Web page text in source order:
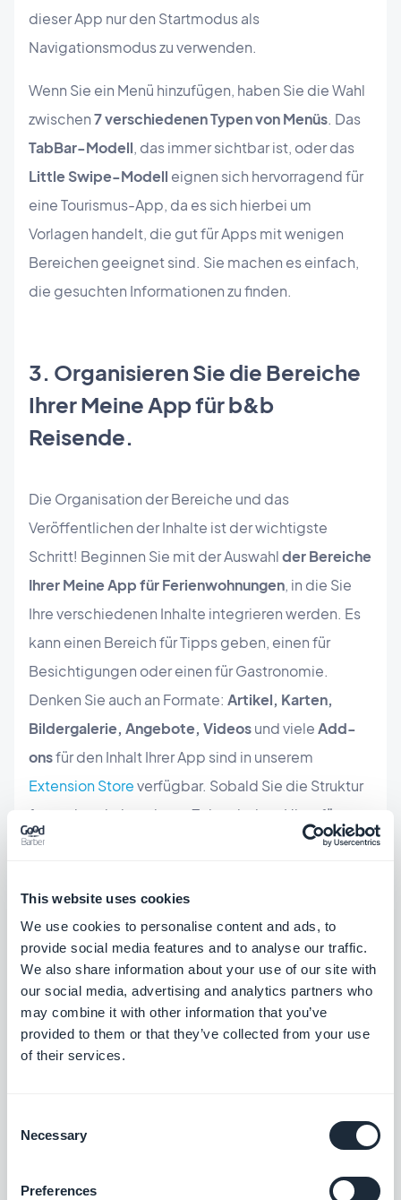
This website uses cookies
We use cookies to personalise content and ads, to
provide social media features and to analyse our traffic.
We also share information about your use of our site with
our social media, advertising and analytics partners who
may combine it with other information that you’ve
provided to them or that they’ve collected from your use
of their services.
Selection
Necessary
Preferences
dieser App nur den Startmodus als
Navigationsmodus zu verwenden.
Wenn Sie ein Menü hinzufügen, haben Sie die Wahl
zwischen7 verschiedenen Typen von Menüs. Das
TabBar-Modell, das immer sichtbar ist, oder das
Little Swipe-Modell eignen sich hervorragend für
eine Tourismus-App, da es sich hierbei um
Vorlagen handelt, die gut für Apps mit wenigen
Bereichen geeignet sind. Sie machen es einfach,
die gesuchten Informationen zu finden.
3. Organisieren Sie die Bereiche
Ihrer Meine App für b&b
Reisende.
Die Organisation der Bereiche und das
Veröffentlichen der Inhalte ist der wichtigste
Schritt! Beginnen Sie mit der Auswahlder Bereiche
Ihrer Meine App für Ferienwohnungen, in die Sie
Ihre verschiedenen Inhalte integrieren werden. Es
kann einen Bereich für Tipps geben, einen für
Besichtigungen oder einen für Gastronomie.
Denken Sie auch an Formate: Artikel, Karten,
Bildergalerie, Angebote, Videosund vieleAdd-
onsfür den Inhalt Ihrer App sind in unserem
Extension Storeverfügbar. Sobald Sie die Struktur
festgelegt haben, ist es Zeit, mit dem Hinzufügen
von Inhalten direkt aus dem Backoffice Ihrer
aus externen Quellen importieren möchten,
verwenden Sie einfach einen unsererKonnektoren
und konfigurieren Sie die Einstellungen des
Bereichs, wenn er erstellt wird - und wenn Sie Hilfe
benötigen, können Sie die detaillierte Online-Hilfe
lesen oder den Support kontaktieren. Ihre
4. Stellen Sie Ihre verschiedenen